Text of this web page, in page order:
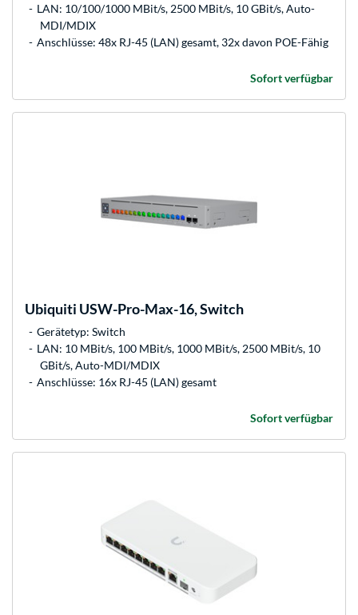
LAN: 10/100/1000 MBit/s, 2500 MBit/s, 10 GBit/s, Auto-
MDI/MDIX
Anschlüsse: 48x RJ-45 (LAN) gesamt, 32x davon POE-Fähig
Sofort verfügbar
Ubiquiti USW-Pro-Max-16, Switch
Gerätetyp: Switch
LAN: 10 MBit/s, 100 MBit/s, 1000 MBit/s, 2500 MBit/s, 10
GBit/s, Auto-MDI/MDIX
Anschlüsse: 16x RJ-45 (LAN) gesamt
Sofort verfügbar